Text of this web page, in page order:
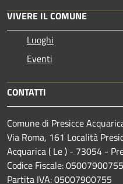
VIVERE IL COMUNE
Luoghi
Eventi
CONTATTI
Comune di Presicce
Via Roma, 161 Località
Acquarica ( Le ) - 73054 -
Codice Fiscale: 05007900755
Partita IVA: 05007900755